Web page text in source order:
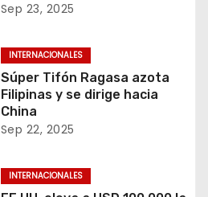
Sep 23, 2025
INTERNACIONALES
Súper Tifón Ragasa azota
Filipinas y se dirige hacia
China
Sep 22, 2025
INTERNACIONALES